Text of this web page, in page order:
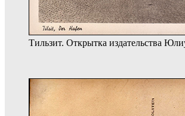
Тильзит. Открытка издательства